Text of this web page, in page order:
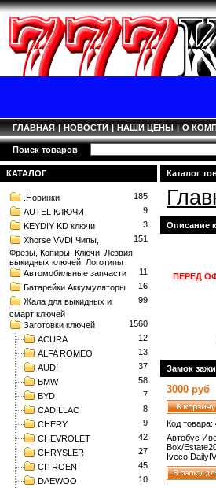
ГЛАВНАЯ | НОВОСТИ | НАШИ ЦЕНЫ | О
Поиск товаров
КАТАЛОГ
185
.Новинки
9
AUTEL КЛЮЧИ
3
KEYDIY KD ключи
151
Xhorse VVDI Чипы,
Фрезы, Копиры, Ключи, Лезвия
выкидных ключей, Логотипы
11
Автомобильные запчасти
16
Батарейки Аккумуляторы
99
Жала для выкидных и
смарт ключей
1560
Заготовки ключей
12
ACURA
13
ALFA ROMEO
37
AUDI
58
BMW
7
BYD
8
CADILLAC
9
CHERY
42
CHEVROLET
27
CHRYSLER
45
CITROEN
10
DAEWOO
Каталог
Описание
ПЕРЕД
Замок
3000 руб
Код товара:
Автобус
Box/
Iveco